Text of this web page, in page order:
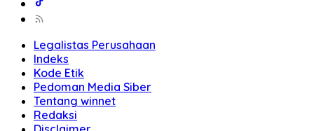
Legalistas Perusahaan
Indeks
Kode Etik
Pedoman Media Siber
Tentang winnet
Redaksi